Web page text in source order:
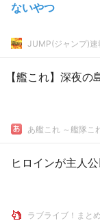
ないやつ
JUMP(ジャンプ)速
【艦これ】深夜の
あ艦これ ～艦隊こ
ヒロインが主人
ラブライブ！まと